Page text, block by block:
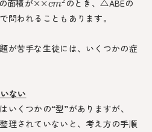
面積が××cm のとき、△ABEの
問われることもあります。
が苦手な生徒には、いくつかの症
ない
いくつかの“型”がありますが、
理されていないと、考え方の手順